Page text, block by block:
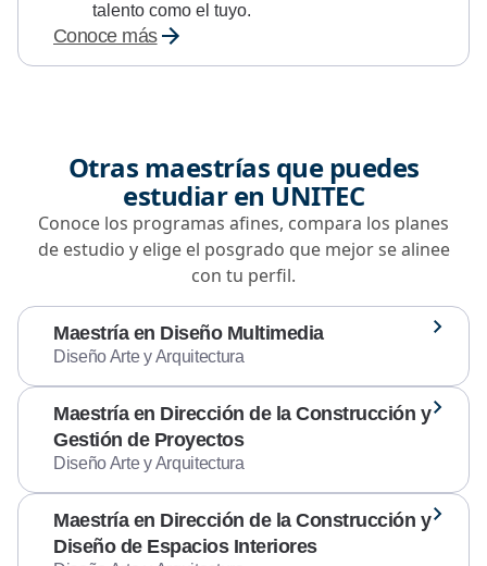
talento como el tuyo.
Conoce más
Otras maestrías que puedes
estudiar en UNITEC
Conoce los programas afines, compara los planes
de estudio y elige el posgrado que mejor se alinee
con tu perfil.
Maestría en Diseño Multimedia
Diseño Arte y Arquitectura
Maestría en Dirección de la Construcción y
Gestión de Proyectos
Diseño Arte y Arquitectura
Maestría en Dirección de la Construcción y
Diseño de Espacios Interiores